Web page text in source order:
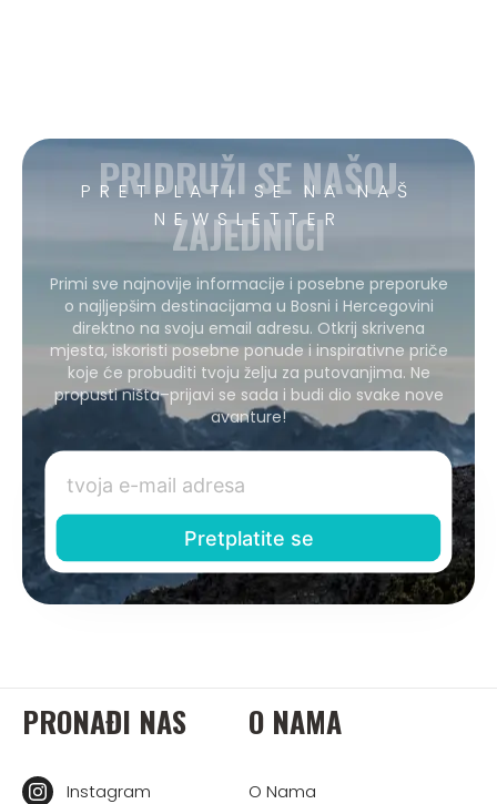
PRETPLATI SE NA NAŠ
NEWSLETTER
PRIDRUŽI SE NAŠOJ
ZAJEDNICI
Primi sve najnovije informacije i posebne preporuke
o najljepšim destinacijama u Bosni i Hercegovini
direktno na svoju email adresu. Otkrij skrivena
mjesta, iskoristi posebne ponude i inspirativne priče
koje će probuditi tvoju želju za putovanjima. Ne
propusti ništa–prijavi se sada i budi dio svake nove
avanture!
PRONAĐI NAS
Instagram
O NAMA
O Nama